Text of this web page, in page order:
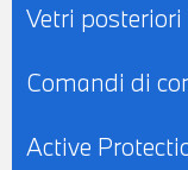
POSSIBILITA'
Vetri
Comandi di
Active